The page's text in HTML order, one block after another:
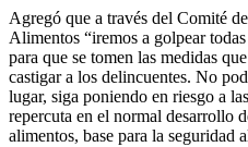
Agregó que a través del Comité
Alimentos “iremos a golpear
para que se tomen las medidas
castigar a los delincuentes. No
lugar, siga poniendo en riesgo a
repercuta en el normal desarrollo
alimentos, base para la seguridad